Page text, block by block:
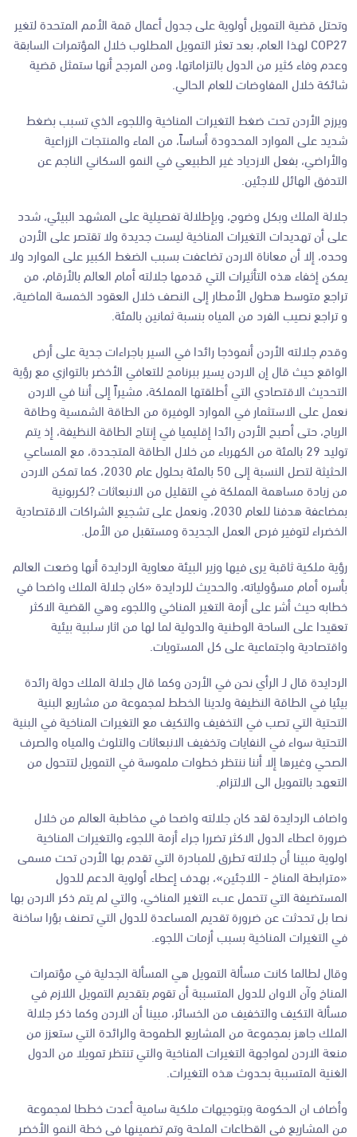
وتحتل قضية التمويل أولوية على جدول أعمال قمة الأمم المتحدة لتغير
COP27 لهذا العام، بعد تعثر التمويل المطلوب خلال المؤتمرات السابقة
وعدم وفاء كثير من الدول بالتزاماتها، ومن المرجح أنها ستمثل قضية
شائكة خلال المفاوضات للعام الحالي.
ويرزح الأردن تحت ضغط التغيرات المناخية واللجوء الذي تسبب بضغط
شديد على الموارد المحدودة أساساً، من الماء والمنتجات الزراعية
والأراضي، بفعل الازدياد غير الطبيعي في النمو السكاني الناجم عن
التدفق الهائل للاجئين.
جلالة الملك وبكل وضوح، وبإطلالة تفصيلية على المشهد البيئي، شدد
على أن تهديدات التغيرات المناخية ليست جديدة ولا تقتصر على الأردن
وحده، إلا أن معاناة الاردن تضاعفت بسبب الضغط الكبير على الموارد ولا
يمكن إخفاء هذه التأثيرات التي قدمها جلالته أمام العالم بالأرقام، من
تراجع متوسط هطول الأمطار إلى النصف خلال العقود الخمسة الماضية،
و تراجع نصيب الفرد من المياه بنسبة ثمانين بالمئة.
وقدم جلالته الأردن أنموذجا رائدا في السير باجراءات جدية على أرض
الواقع حيث قال إن الاردن يسير ببرنامج للتعافي الأخضر بالتوازي مع رؤية
التحديث الاقتصادي التي أطلقتها المملكة، مشيراً إلى أننا في الاردن
نعمل على الاستثمار في الموارد الوفيرة من الطاقة الشمسية وطاقة
الرياح، حتى أصبح الأردن رائدا إقليميا في إنتاج الطاقة النظيفة، إذ يتم
توليد 29 بالمئة من الكهرباء من خلال الطاقة المتجددة، مع المساعي
الحثيثة لتصل النسبة إلى 50 بالمئة بحلول عام 2030، كما تمكن الاردن
من زيادة مساهمة المملكة في التقليل من الانبعاثات ?لكربونية
بمضاعفة هدفنا للعام 2030، ونعمل على تشجيع الشراكات الاقتصادية
الخضراء لتوفير فرص العمل الجديدة ومستقبل من الأمل.
رؤية ملكية ثاقبة يرى فيها وزير البيئة معاوية الردايدة أنها وضعت العالم
بأسره أمام مسؤولياته، والحديث للردايدة «كان جلالة الملك واضحا في
خطابه حيث أشر على أزمة التغير المناخي واللجوء وهي القضية الاكثر
تعقيدا على الساحة الوطنية والدولية لما لها من اثار سلبية بيئية
واقتصادية واجتماعية على كل المستويات.
الردايدة قال لـ الرأي نحن في الأردن وكما قال جلالة الملك دولة رائدة
بيئيا في الطاقة النظيفة ولدينا الخطط لمجموعة من مشاريع البنية
التحتية التي تصب في التخفيف والتكيف مع التغيرات المناخية في البنية
التحتية سواء في النفايات وتخفيف الانبعاثات والتلوث والمياه والصرف
الصحي وغيرها إلا أننا ننتظر خطوات ملموسة في التمويل لتتحول من
التعهد بالتمويل الى الالتزام.
واضاف الردايدة لقد كان جلالته واضحا في مخاطبة العالم من خلال
ضرورة اعطاء الدول الاكثر تضررا جراء أزمة اللجوء والتغيرات المناخية
اولوية مبينا أن جلالته تطرق للمبادرة التي تقدم بها الأردن تحت مسمى
«مترابطة المناخ - اللاجئين»، بهدف إعطاء أولوية الدعم للدول
المستضيفة التي تتحمل عبء التغير المناخي، والتي لم يتم ذكر الاردن بها
نصا بل تحدثت عن ضرورة تقديم المساعدة للدول التي تصنف بؤرا ساخنة
في التغيرات المناخية بسبب أزمات اللجوء.
وقال لطالما كانت مسألة التمويل هي المسألة الجدلية في مؤتمرات
المناخ وآن الاوان للدول المتسببة أن تقوم بتقديم التمويل اللازم في
مسألة التكيف والتخفيف من الخسائر، مبينا أن الاردن وكما ذكر جلالة
الملك جاهز بمجموعة من المشاريع الطموحة والرائدة التي ستعزز من
منعة الاردن لمواجهة التغيرات المناخية والتي تنتظر تمويلا من الدول
الغنية المتسببة بحدوث هذه التغيرات.
وأضاف ان الحكومة وبتوجيهات ملكية سامية أعدت خططا لمجموعة
من المشاريع في القطاعات الملحة وتم تضمينها في خطة النمو الأخضر